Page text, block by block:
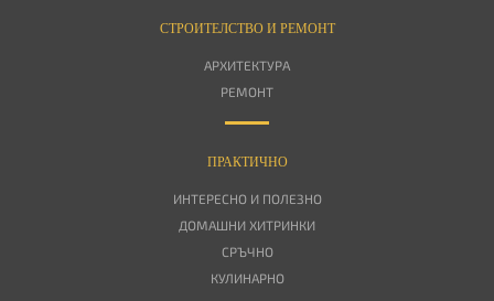
СТРОИТЕЛСТВО И РЕМОНТ
АРХИТЕКТУРА
РЕМОНТ
ПРАКТИЧНО
ИНТЕРЕСНО И ПОЛЕЗНО
ДОМАШНИ ХИТРИНКИ
СРЪЧНО
КУЛИНАРНО